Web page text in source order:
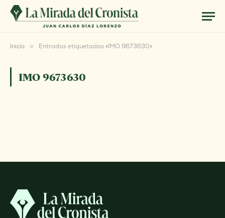
Inicio » Entradas etiquetadas «IMO 9673630»
IMO 9673630